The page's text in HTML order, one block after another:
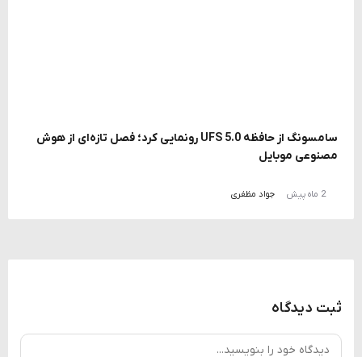
سامسونگ از حافظه UFS 5.0 رونمایی کرد؛ فصل تازه‌ای از هوش
مصنوعی موبایل
2 ماه پیش جواد مظفری
ثبت دیدگاه